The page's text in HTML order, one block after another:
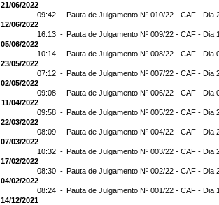
21/06/2022
09:42 - Pauta de Julgamento Nº 010/22 - CAF - Dia
12/06/2022
16:13 - Pauta de Julgamento Nº 009/22 - CAF - Dia
05/06/2022
10:14 - Pauta de Julgamento Nº 008/22 - CAF - Dia
23/05/2022
07:12 - Pauta de Julgamento Nº 007/22 - CAF - Dia
02/05/2022
09:08 - Pauta de Julgamento Nº 006/22 - CAF - Dia
11/04/2022
09:58 - Pauta de Julgamento Nº 005/22 - CAF - Dia
22/03/2022
08:09 - Pauta de Julgamento Nº 004/22 - CAF - Dia
07/03/2022
10:32 - Pauta de Julgamento Nº 003/22 - CAF - Dia
17/02/2022
08:30 - Pauta de Julgamento Nº 002/22 - CAF - Dia
04/02/2022
08:24 - Pauta de Julgamento Nº 001/22 - CAF - Dia
14/12/2021